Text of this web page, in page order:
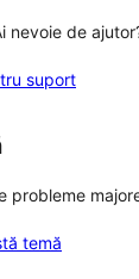
nevoie de
suport
probleme
temă